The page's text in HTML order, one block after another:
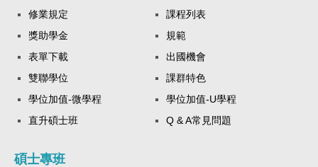
修業規定
課程列表
獎助學金
規範
表單下載
出國機會
雙聯學位
課群特色
學位加值-微學程
學位加值-U學程
直升碩士班
Q & A常見問題
碩士專班